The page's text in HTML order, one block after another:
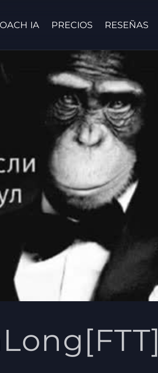
Contáctanos
IA PRECIOS RESEÑAS